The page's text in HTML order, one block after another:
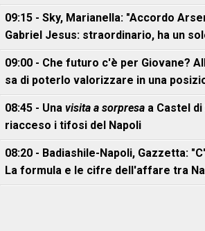
09:15 - Sky, Marianella: "Accordo
Gabriel Jesus: straordinario, ha un
09:00 - Che futuro c'è per Giovane?
sa di poterlo valorizzare in una
08:45 - Una visita a sorpresa a Castel
riacceso i tifosi del Napoli
08:20 - Badiashile-Napoli, Gazzetta:
La formula e le cifre dell'affare tra